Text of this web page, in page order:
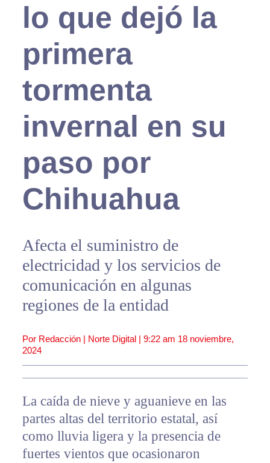
lo que dejó la
primera
tormenta
invernal en su
paso por
Chihuahua
Afecta el suministro de
electricidad y los servicios de
comunicación en algunas
regiones de la entidad
Por Redacción | Norte Digital | 9:22 am 18 noviembre,
2024
La caída de nieve y aguanieve en las
partes altas del territorio estatal, así
como lluvia ligera y la presencia de
fuertes vientos que ocasionaron